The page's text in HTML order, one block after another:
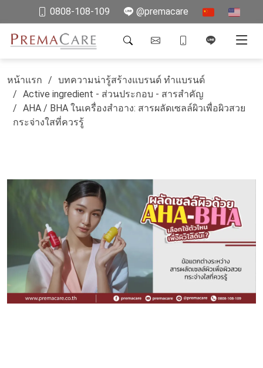
0808-108-109 @premacare
หน้าแรก
บทความน่ารู้สร้างแบรนด์ ทำแบรนด์
Active ingredient - ส่วนประกอบ - สารสำคัญ
AHA / BHA ในเครื่องสำอาง: สารผลัดเซลล์ผิวเพื่อผิวสวย
กระจ่างใสที่ควรรู้